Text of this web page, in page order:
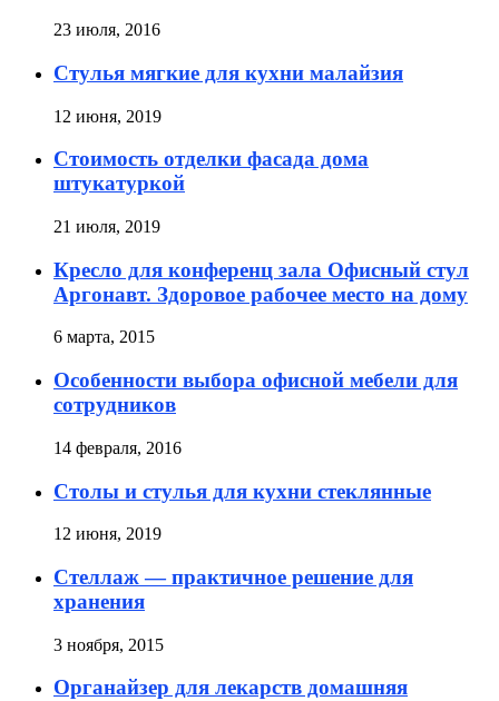
23 июля, 2016
Стулья мягкие для кухни малайзия
12 июня, 2019
Стоимость отделки фасада дома
штукатуркой
21 июля, 2019
Кресло для конференц зала Офисный стул
Аргонавт. Здоровое рабочее место на дому
6 марта, 2015
Особенности выбора офисной мебели для
сотрудников
14 февраля, 2016
Столы и стулья для кухни стеклянные
12 июня, 2019
Стеллаж — практичное решение для
хранения
3 ноября, 2015
Органайзер для лекарств домашняя